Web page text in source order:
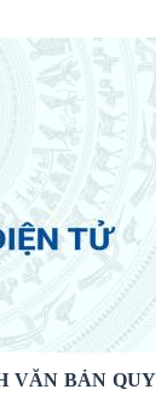
VĂN BẢN QUY